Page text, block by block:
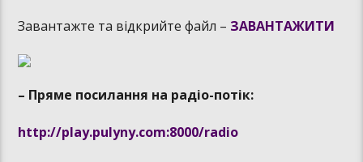
Завантажте та відкрийте файл – ЗАВАНТАЖИТИ
– Пряме посилання на радіо-потік:
http://play.pulyny.com:8000/radio